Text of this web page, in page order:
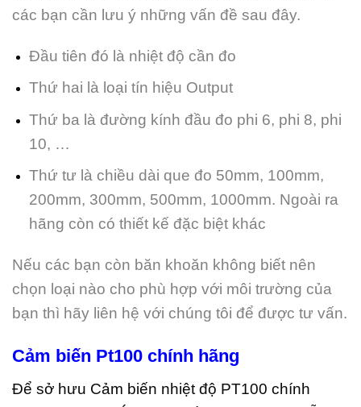
các bạn cần lưu ý những vấn đề sau đây.
Đầu tiên đó là nhiệt độ cần đo
Thứ hai là loại tín hiệu Output
Thứ ba là đường kính đầu đo phi 6, phi 8, phi
10, …
Thứ tư là chiều dài que đo 50mm, 100mm,
200mm, 300mm, 500mm, 1000mm. Ngoài ra
hãng còn có thiết kế đặc biệt khác
Nếu các bạn còn băn khoăn không biết nên
chọn loại nào cho phù hợp với môi trường của
bạn thì hãy liên hệ với chúng tôi để được tư vấn.
Cảm biến Pt100 chính hãng
Để sở hưu Cảm biến nhiệt độ PT100 chính